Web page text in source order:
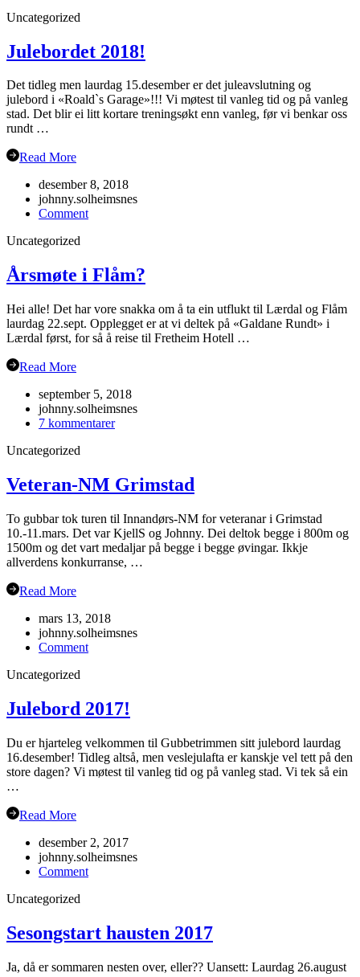
Uncategorized
Julebordet 2018!
Det tidleg men laurdag 15.desember er det juleavslutning og
julebord i «Roald`s Garage»!!! Vi møtest til vanleg tid og på vanleg
stad. Det blir ei litt kortare treningsøkt enn vanleg, før vi benkar oss
rundt …
Read More
desember 8, 2018
johnny.solheimsnes
Commenton
Uncategorized
Årsmøte i Flåm?
Hei alle! Det har vore snakka om å ta ein utflukt til Lærdal og Flåm
laurdag 22.sept. Opplegget er at vi deltek på «Galdane Rundt» i
Lærdal først, for så å reise til Fretheim Hotell …
Read More
september 5, 2018
johnny.solheimsnes
7 kommentarertil
Uncategorized
Veteran-NM Grimstad
To gubbar tok turen til Innandørs-NM for veteranar i Grimstad
10.-11.mars. Det var KjellS og Johnny. Dei deltok begge i 800m og
1500m og det vart medaljar på begge i begge øvingar. Ikkje
allverdens konkurranse, …
Read More
mars 13, 2018
johnny.solheimsnes
Commenton
Uncategorized
Julebord 2017!
Du er hjarteleg velkommen til Gubbetrimmen sitt julebord laurdag
16.desember! Tidleg altså, men veslejulafta er kanskje vel tett på den
store dagen? Vi møtest til vanleg tid og på vanleg stad. Vi tek så ein
…
Read More
desember 2, 2017
johnny.solheimsnes
Commenton
Uncategorized
Sesongstart hausten 2017
Ja, då er sommaren nesten over, eller?? Uansett: Laurdag 26.august